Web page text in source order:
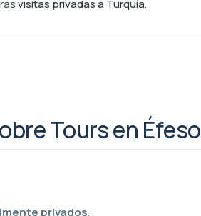
visitas privadas a Turquía.
Tours en Éfeso
privados.